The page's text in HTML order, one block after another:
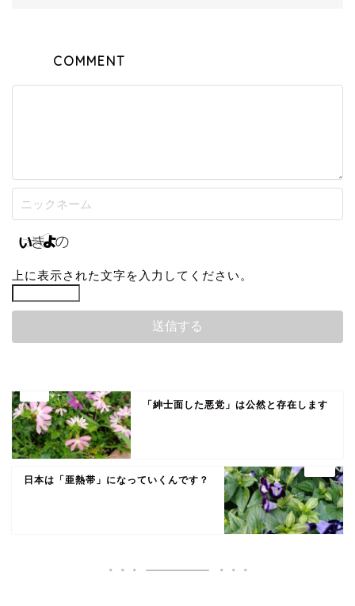
COMMENT
上に表示された文字を入力してください。
「紳士面した悪党」は公然と存在します
日本は「亜熱帯」になっていくんです？